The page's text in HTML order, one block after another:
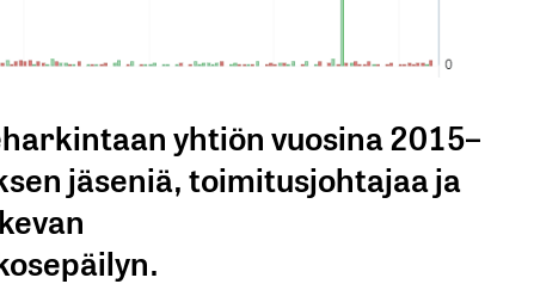
yhtiön vuosina 2015–
jäseniä, toimitusjohtajaa ja